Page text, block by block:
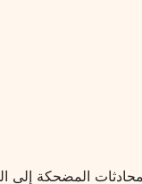
المضحكة إلى